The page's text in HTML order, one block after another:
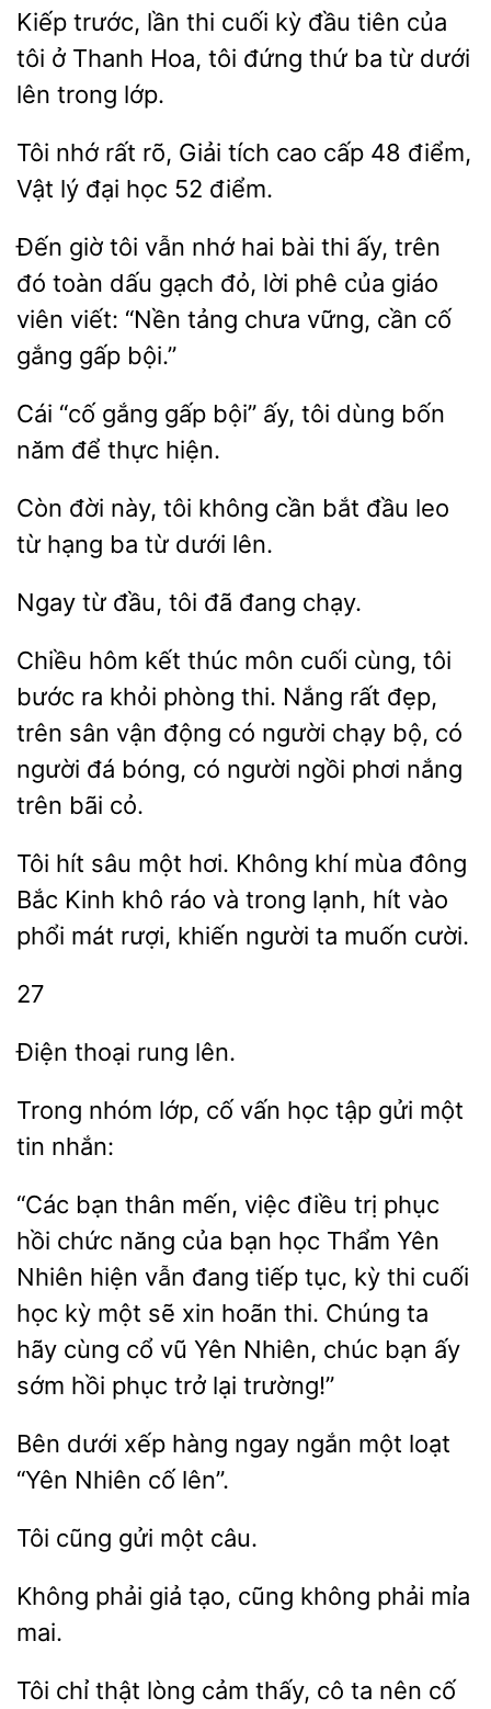
Kiếp trước, lần thi cuối
đầu tiên của
tôi
Thanh Hoa, tôi đứng thứ ba
dưới
lên trong lớp.
nhớ rất rõ,
tích cao cấp 48 điểm,
Vật
đại học 52 điểm.
Đến giờ tôi vẫn nhớ hai bài thi ấy, trên
đó
gạch đỏ, lời phê của giáo
viên viết: “Nền tảng chưa vững, cần cố
gắng gấp
Cái “cố gắng gấp
ấy, tôi
năm để thực hiện.
Còn đời
tôi không cần bắt đầu leo
từ
ba từ lên.
từ đã đang chạy.
Chiều hôm kết thúc môn cuối cùng, tôi
bước ra khỏi phòng thi. Nắng rất
trên sân vận động có
chạy bộ, có
người đá bóng, có người ngồi phơi nắng
trên
cỏ.
Tôi hít sâu một hơi. Không khí mùa đông
Bắc
khô
và trong lạnh, hít vào
phổi mát rượi, khiến người ta
cười.
27
lên.
Trong nhóm lớp, vấn
tập gửi
tin nhắn:
bạn thân
việc điều trị phục
hồi chức năng của bạn học Thẩm Yên
Nhiên hiện vẫn đang tiếp tục, kỳ thi cuối
học kỳ một sẽ xin hoãn thi. Chúng ta
cùng cổ vũ Yên Nhiên, chúc bạn ấy
sớm hồi phục trở lại trường!”
Bên dưới xếp
ngay ngắn một loạt
“Yên
lên”.
cũng câu.
phải tạo,
không phải mỉa
mai.
Tôi thật cảm thấy, ta nên cố